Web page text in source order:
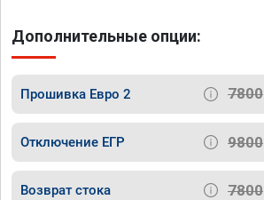
Дополнительные опции:
Прошивка Евро 2 7800
Отключение ЕГР 9800
Возврат стока 7800